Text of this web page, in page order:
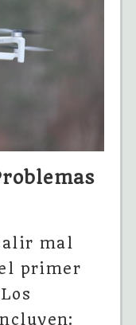
mal
primer